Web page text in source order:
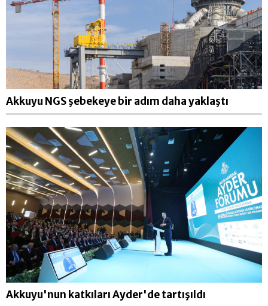
Akkuyu NGS şebekeye bir adım daha yaklaştı
Akkuyu'nun katkıları Ayder'de tartışıldı